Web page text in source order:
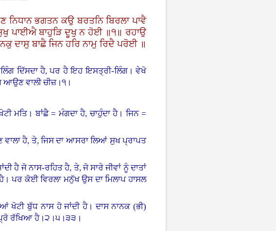
ਭਗਤਨ ਕਉ ਬਰਤਨਿ ਬਿਰਲਾ ਪਾਵੈ
ਪਾਈਐ ਬਾਹੁੜਿ ਦੂਖੁ ਨ ਹੋਈ ॥੧॥ ਰਹਾਉ
ਦਾਸੁ ਬਾਛੈ ਜਿਨ ਹਰਿ ਨਾਮੁ ਰਿਦੈ ਪਰੋਈ ॥
ਦਿੱਸਦਾ ਹੈ, ਪਰ ਹੈ ਇਹ ਇਸਤ੍ਰੀ-ਲਿੰਗ। ਵੇਖੋ
ਆਉਣ ਵਾਲੀ ਚੀਜ਼।੧।
ਮਤਿ। ਬਾਂਛੈ = ਮੰਗਦਾ ਹੈ, ਚਾਹੁੰਦਾ ਹੈ। ਜਿਨ =
ਹੈ, ਤੇ, ਜਿਸ ਦਾ ਆਸਰਾ ਲਿਆਂ ਸੁਖ ਪ੍ਰਾਪਤ
ਹੈ ਜੋ ਨਾਸ-ਰਹਿਤ ਹੈ, ਤੇ, ਜੋ ਸਾਰੇ ਜੀਵਾਂ ਨੂੰ ਦਾਤਾਂ
ਪਰ ਕੋਈ ਵਿਰਲਾ ਮਨੁੱਖ ਉਸ ਦਾ ਮਿਲਾਪ ਹਾਸਲ
ਖੋਟੀ ਬੁੱਧ ਨਾਸ ਹੋ ਜਾਂਦੀ ਹੈ। ਦਾਸ ਨਾਨਕ (ਭੀ)
ਪ੍ਰੋ ਰੱਖਿਆ ਹੈ।੨।੫।੩੩।